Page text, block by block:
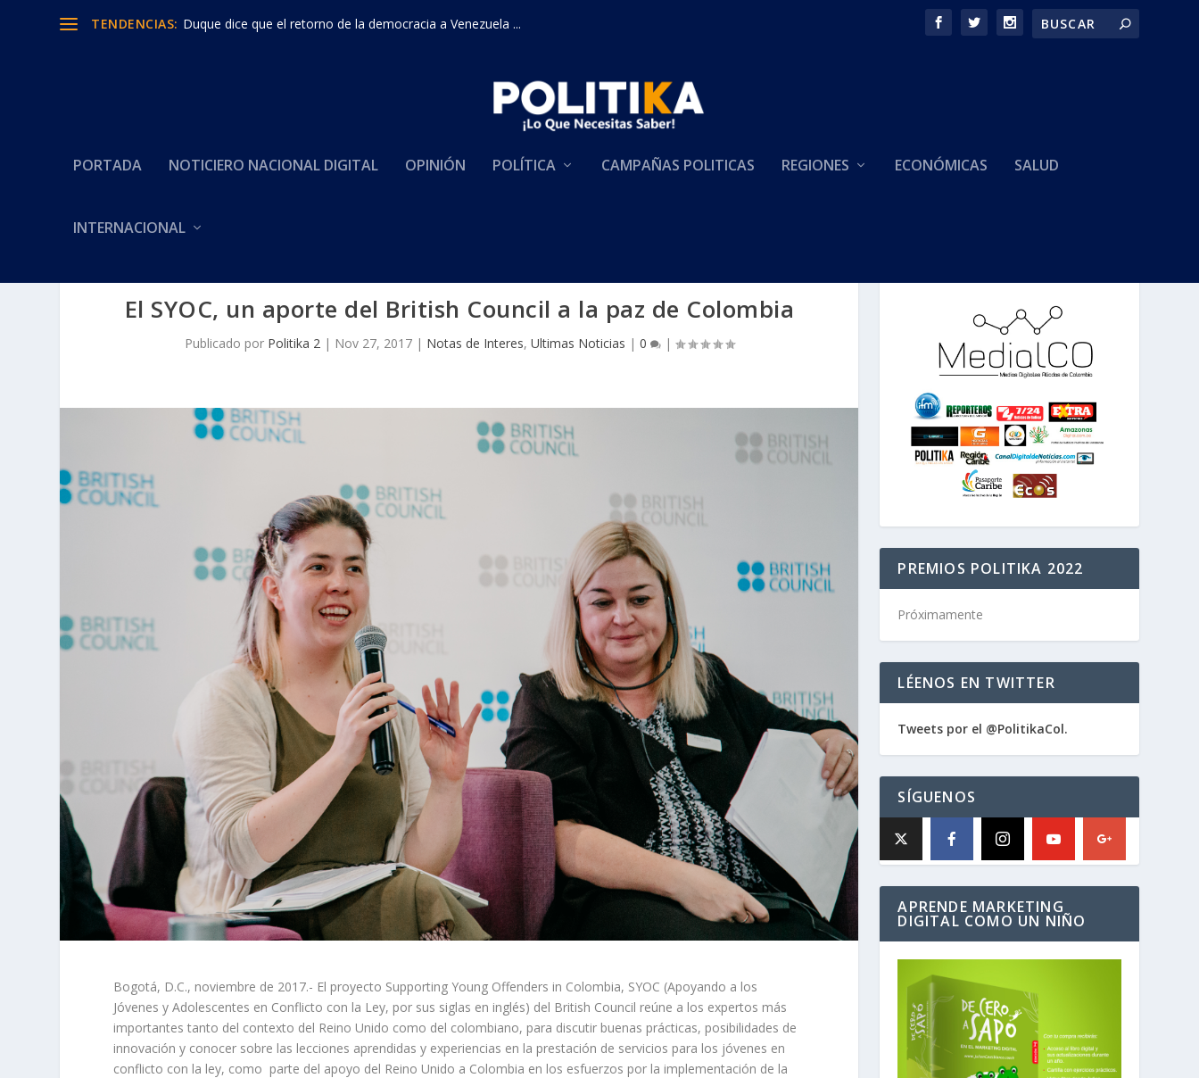
TENDENCIAS: Duque dice que el retorno de la democracia a Venezuela ...
PORTADA NOTICIERO NACIONAL DIGITAL OPINIÓN POLÍTICA CAMPAÑAS POLITICAS REGIONES ECONÓMICAS SALUD
INTERNACIONAL
El SYOC, un aporte del British Council a la paz de Colombia
Publicado por Politika 2 | Nov 27, 2017| Notas de Interes, Ultimas Noticias | 0 |
Bogotá, D.C., noviembre de 2017.- El proyecto Supporting Young Offenders in Colombia, SYOC (Apoyando a los
Jóvenes y Adolescentes en Conflicto con la Ley, por sus siglas en inglés) del British Council reúne a los expertos más
importantes tanto del contexto del Reino Unido como del colombiano, para discutir buenas prácticas, posibilidades de
innovación y conocer sobre las lecciones aprendidas y experiencias en la prestación de servicios para los jóvenes en
conflicto con la ley, como parte del apoyo del Reino Unido a Colombia en los esfuerzos por la implementación de la
PREMIOS POLITIKA 2022
Próximamente
LÉENOS EN TWITTER
Tweets por el @PolitikaCol.
SÍGUENOS
APRENDE MARKETING
DIGITAL COMO UN NIÑO